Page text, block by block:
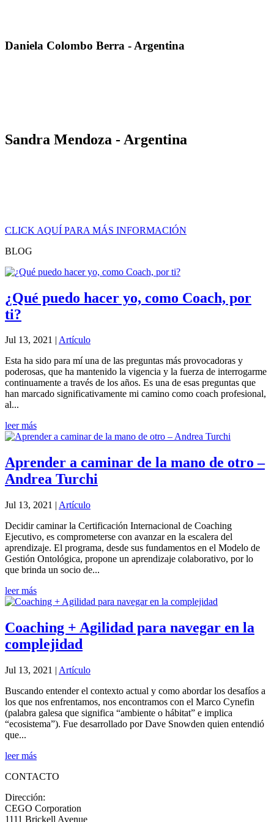
Daniela Colombo Berra - Argentina
Sandra Mendoza - Argentina
CLICK AQUÍ PARA MÁS INFORMACIÓN
BLOG
¿Qué puedo hacer yo, como Coach, por
ti?
Jul 13, 2021 | Artículo
Esta ha sido para mí una de las preguntas más provocadoras y
poderosas, que ha mantenido la vigencia y la fuerza de interrogarme
continuamente a través de los años. Es una de esas preguntas que
han marcado significativamente mi camino como coach profesional,
al...
leer más
Aprender a caminar de la mano de otro –
Andrea Turchi
Jul 13, 2021 | Artículo
Decidir caminar la Certificación Internacional de Coaching
Ejecutivo, es comprometerse con avanzar en la escalera del
aprendizaje. El programa, desde sus fundamentos en el Modelo de
Gestión Ontológica, propone un aprendizaje colaborativo, por lo
que brinda un socio de...
leer más
Coaching + Agilidad para navegar en la
complejidad
Jul 13, 2021 | Artículo
Buscando entender el contexto actual y como abordar los desafíos a
los que nos enfrentamos, nos encontramos con el Marco Cynefin
(palabra galesa que significa “ambiente o hábitat” e implica
“ecosistema”). Fue desarrollado por Dave Snowden quien entendió
que...
leer más
CONTACTO
Dirección:
CEGO Corporation
1111 Brickell Avenue